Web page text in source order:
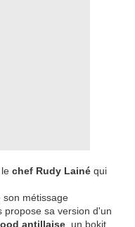
chef Rudy Lainé qui
son métissage
propose sa version d'un
antillaise , un bokit